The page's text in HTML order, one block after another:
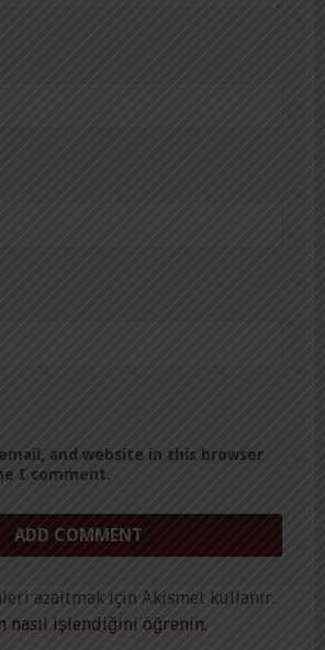
and website in this browser
I comment.
azaltmak için Akismet kullanır.
nasıl işlendiğini öğrenin.